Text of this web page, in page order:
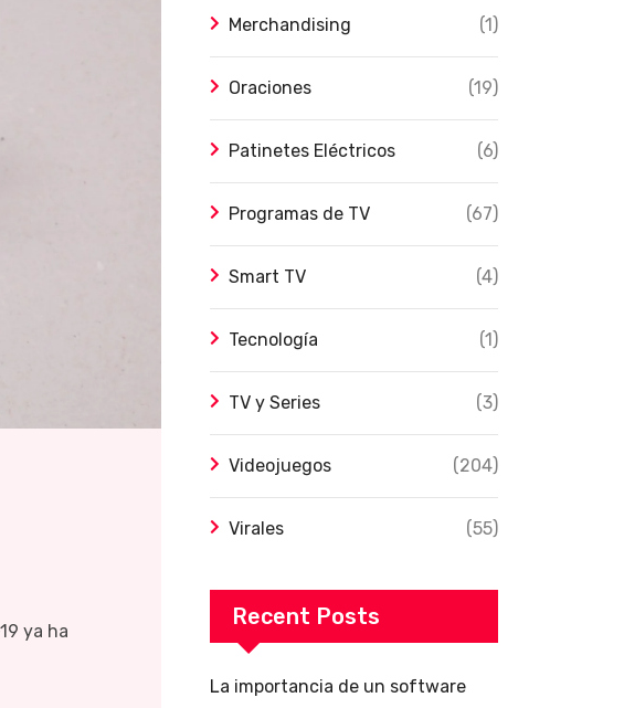
ya ha
Merchandising (1)
Oraciones (19)
Patinetes Eléctricos (6)
Programas de TV (67)
Smart TV (4)
Tecnología (1)
TV y Series (3)
Videojuegos (204)
Virales (55)
Recent Posts
La importancia de un software